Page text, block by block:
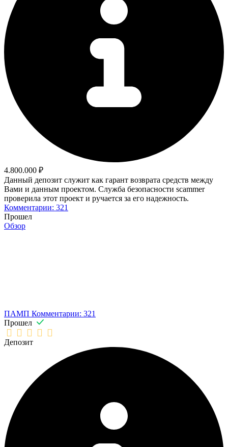
4.800.000 ₽
Данный депозит служит как гарант возврата средств между
Вами и данным проектом. Служба безопасности scammer
проверила этот проект и ручается за его надежность.
Комментарии: 321
Прошел
Обзор
ПАМП Комментарии: 321
Прошел
Депозит